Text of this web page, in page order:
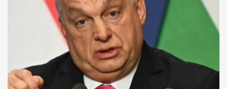
Videón az első idei hóesés